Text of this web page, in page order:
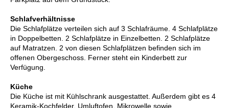
Schlafverhältnisse
Die Schlafplätze verteilen sich auf 3 Schlafräume. 4 Schlafplätze
in Doppelbetten. 2 Schlafplätze in Einzelbetten. 2 Schlafplätze
auf Matratzen. 2 von diesen Schlafplätzen befinden sich im
offenen Obergeschoss. Ferner steht ein Kinderbett zur
Verfügung.
Küche
Die Küche ist mit Kühlschrank ausgestattet. Außerdem gibt es 4
Keramik-Kochfelder, Umluftofen, Mikrowelle sowie